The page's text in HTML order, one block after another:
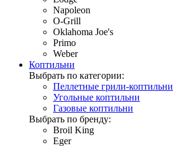
Napoleon
O-Grill
Oklahoma Joe's
Primo
Weber
Коптильни
Выбрать по категории:
Пеллетные грили-коптильни
Угольные коптильни
Газовые коптильни
Выбрать по бренду:
Broil King
Eger